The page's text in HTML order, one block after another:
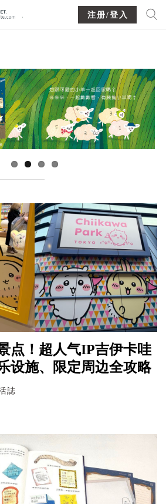
注册/登入
点！超人气IP吉伊卡哇
设施、限定周边全攻略
誌